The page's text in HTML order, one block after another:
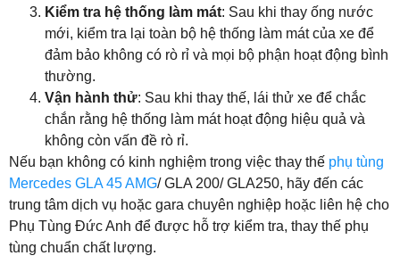
Kiểm tra hệ thống làm mát: Sau khi thay ống nước
mới, kiểm tra lại toàn bộ hệ thống làm mát của xe để
đảm bảo không có rò rỉ và mọi bộ phận hoạt động bình
thường.
Vận hành thử: Sau khi thay thế, lái thử xe để chắc
chắn rằng hệ thống làm mát hoạt động hiệu quả và
không còn vấn đề rò rỉ.
Nếu bạn không có kinh nghiệm trong việc thay thế phụ tùng
Mercedes GLA 45 AMG/ GLA 200/ GLA250, hãy đến các
trung tâm dịch vụ hoặc gara chuyên nghiệp hoặc liên hệ cho
Phụ Tùng Đức Anh để được hỗ trợ kiểm tra, thay thế phụ
tùng chuẩn chất lượng.